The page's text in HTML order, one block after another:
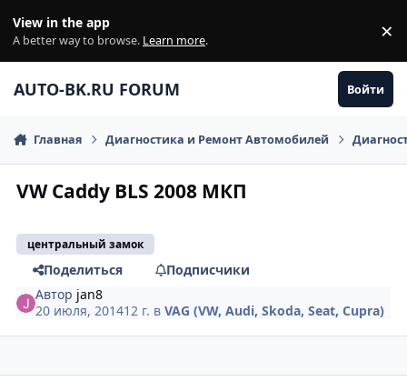
View in the app
A better way to browse. Learn more. ×
AUTO-BK.RU FORUM Войти
Главная Диагностика и Ремонт Автомобилей
VW Caddy BLS 2008 МКП
центральный замок
Поделиться
Подписчики
Автор jan8
20 июля, 201412 г. вVAG (VW, Audi, Skoda, Seat, Cupra)